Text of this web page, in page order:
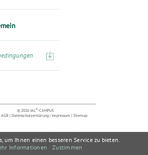
© 2026 IAL ®-CAMPUS
AGB|Datenschutzerklärung|Impressum |Sitemap
um Ihnen einen besseren Service zu bieten.
Informationen
Zustimmen